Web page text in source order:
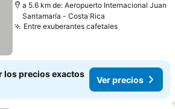
a 5.6 km de: Aeropuerto Internacional Juan
Santamaría - Costa Rica
Entre exuberantes cafetalesVer precios
los precios exactos
Ver precios